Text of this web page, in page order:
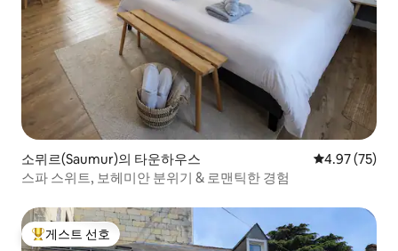
소뮈르(Saumur)의 타운하우스 평점 4.97점(5
4.97 (75)
스파 스위트, 보헤미안 분위기 & 로맨틱한 경험
상위 게스트 선호
게스트 선호